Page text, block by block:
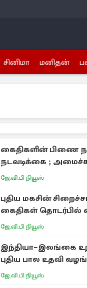
சினிமா மனிதன்
கைதிகளின் பிணை
நடவடிக்கை ;
ஜே.வி.பி நியூஸ்
புதிய மகசின்
கைதிகள் தொடர்பில்
ஜே.வி.பி நியூஸ்
இந்தியா–இலங்கை
புதிய பால உதவி
ஜே.வி.பி நியூஸ்